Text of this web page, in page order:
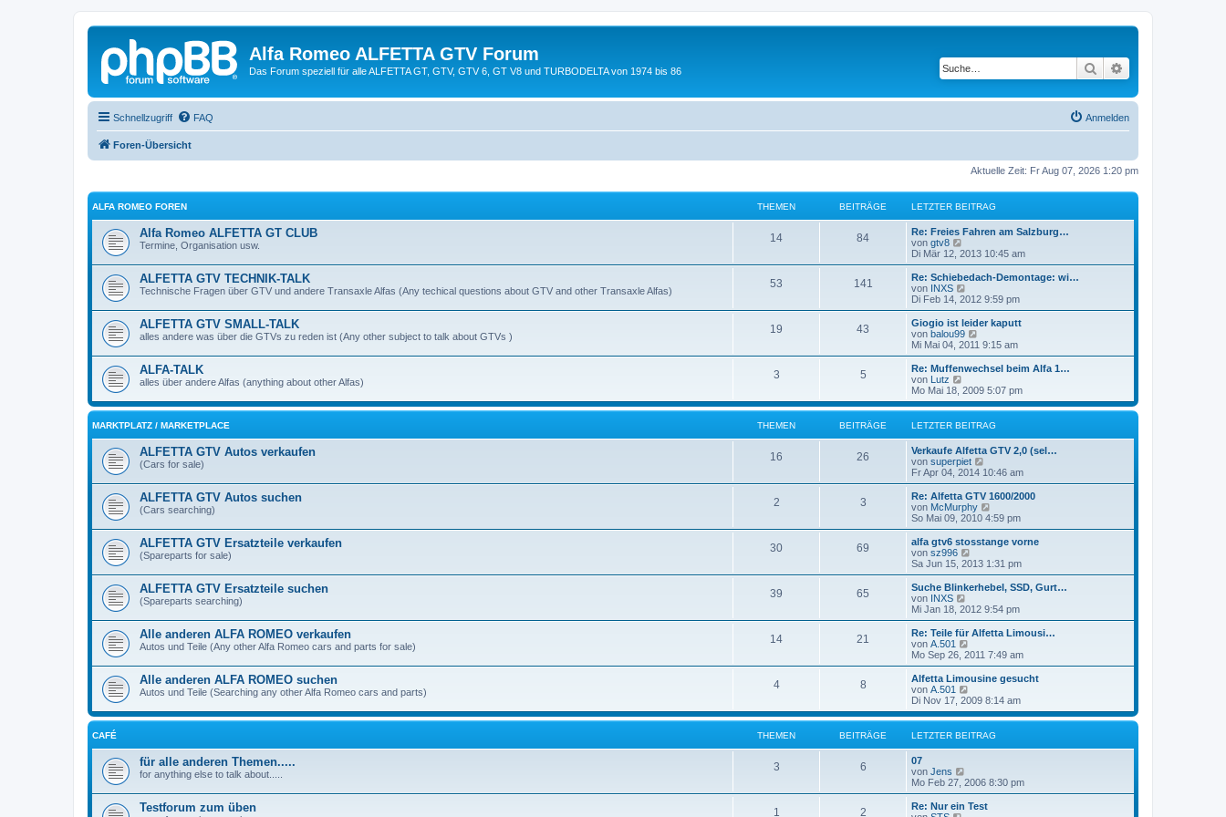
Alfa Romeo ALFETTA GTV Forum
Das Forum speziell für alle ALFETTA GT, GTV, GTV 6, GT V8 und TURBODELTA von 1974 bis 86 Suche
Schnellzugriff FAQ Anmelden
Foren-Übersicht
Aktuelle Zeit: Fr Aug 07, 2026 1:20 pm
ALFA ROMEO FOREN THEMEN BEITRÄGE LETZTER BEITRAG
Alfa Romeo ALFETTA GT CLUB
Termine, Organisation usw.
14 84
Re: Freies Fahren am Salzburg…
von gtv8
e
u
e
s
t
r
B
e
i
r
g
Di Mär 12, 2013 10:45 am
ALFETTA GTV TECHNIK-TALK
Technische Fragen über GTV und andere Transaxle Alfas (Any techical questions about GTV and other Transaxle Alfas)
53 141
Re: Schiebedach-Demontage: wi…
von INXS
e
u
e
s
t
B
e
i
t
a
g
Di Feb 14, 2012 9:59 pm
ALFETTA GTV SMALL-TALK
alles andere was über die GTVs zu reden ist (Any other subject to talk about GTVs )
19 43
Giogio ist leider kaputt
von balou99
e
u
e
t
r
B
e
i
t
r
a
g
Mi Mai 04, 2011 9:15 am
ALFA-TALK
alles über andere Alfas (anything about other Alfas)
3 5
Re: Muffenwechsel beim Alfa 1…
von Lutz
e
u
e
s
r
B
e
i
t
r
a
g
Mo Mai 18, 2009 5:07 pm
MARKTPLATZ / MARKETPLACE THEMEN BEITRÄGE LETZTER BEITRAG
ALFETTA GTV Autos verkaufen
(Cars for sale)
16 26
Verkaufe Alfetta GTV 2,0 (sel…
von superpiet
e
u
e
s
t
B
e
r
g
Fr Apr 04, 2014 10:46 am
ALFETTA GTV Autos suchen
(Cars searching)
2 3
Re: Alfetta GTV 1600/2000
von McMurphy
e
u
e
t
r
B
e
i
r
g
So Mai 09, 2010 4:59 pm
ALFETTA GTV Ersatzteile verkaufen
(Spareparts for sale)
30 69
alfa gtv6 stosstange vorne
von sz996
e
u
e
t
r
B
e
i
r
g
Sa Jun 15, 2013 1:31 pm
ALFETTA GTV Ersatzteile suchen
(Spareparts searching)
39 65
Suche Blinkerhebel, SSD, Gurt…
von INXS
e
u
e
s
t
B
e
i
t
a
g
Mi Jan 18, 2012 9:54 pm
Alle anderen ALFA ROMEO verkaufen
Autos und Teile (Any other Alfa Romeo cars and parts for sale)
14 21
Re: Teile für Alfetta Limousi…
von A.501
e
u
e
t
r
B
e
i
a
g
Mo Sep 26, 2011 7:49 am
Alle anderen ALFA ROMEO suchen
Autos und Teile (Searching any other Alfa Romeo cars and parts)
4 8
Alfetta Limousine gesucht
von A.501
e
u
e
s
e
i
t
Di Nov 17, 2009 8:14 am
CAFÉ THEMEN BEITRÄGE LETZTER BEITRAG
für alle anderen Themen.....
for anything else to talk about.....
3 6
07
von Jens
e
u
e
Mo Feb 27, 2006 8:30 pm
Testforum zum üben 1 2
Re: Nur ein Test